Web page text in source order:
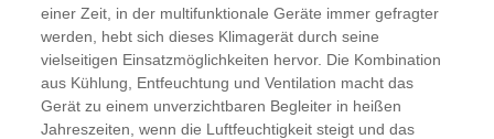
einer Zeit, in der multifunktionale Geräte immer gefragter
werden, hebt sich dieses Klimagerät durch seine
vielseitigen Einsatzmöglichkeiten hervor. Die Kombination
aus Kühlung, Entfeuchtung und Ventilation macht das
Gerät zu einem unverzichtbaren Begleiter in heißen
Jahreszeiten, wenn die Luftfeuchtigkeit steigt und das